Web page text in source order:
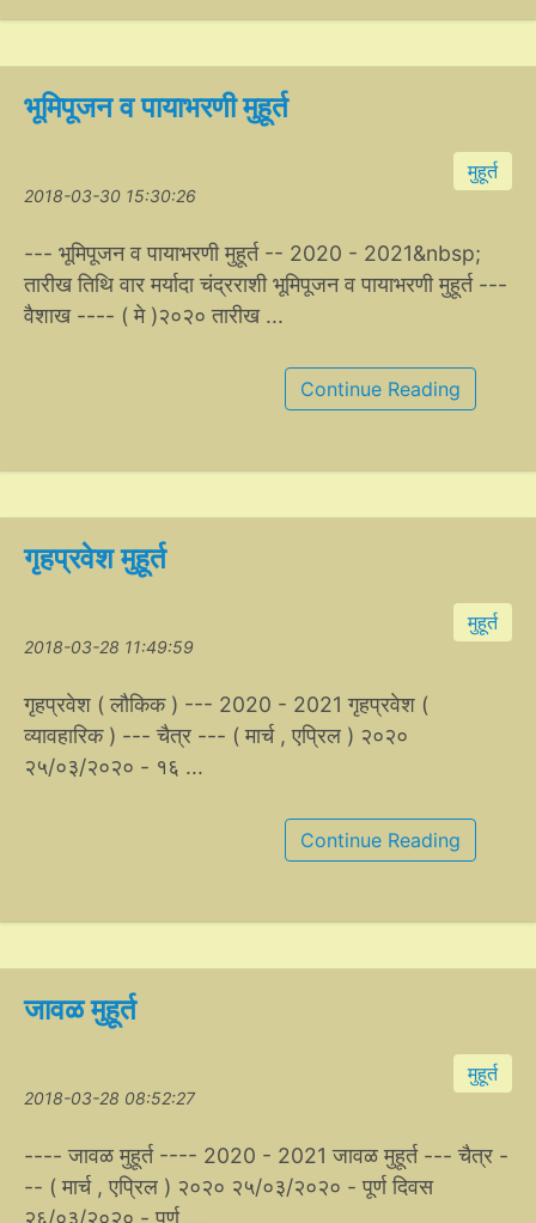
भूमिपूजन व पायाभरणी मुहूर्त
मुहूर्त
2018-03-30 15:30:26
--- भूमिपूजन व पायाभरणी मुहूर्त -- 2020 - 2021&nbsp;
तारीख तिथि वार मर्यादा चंद्रराशी भूमिपूजन व पायाभरणी मुहूर्त ---
वैशाख ---- ( मे )२०२० तारीख ...
Continue Reading
गृहप्रवेश मुहूर्त
मुहूर्त
2018-03-28 11:49:59
गृहप्रवेश ( लौकिक ) --- 2020 - 2021 गृहप्रवेश (
व्यावहारिक ) --- चैत्र --- ( मार्च , एप्रिल ) २०२०
२५/०३/२०२० - १६ ...
Continue Reading
जावळ मुहूर्त
मुहूर्त
2018-03-28 08:52:27
---- जावळ मुहूर्त ---- 2020 - 2021 जावळ मुहूर्त --- चैत्र -
-- ( मार्च , एप्रिल ) २०२० २५/०३/२०२० - पूर्ण दिवस
२६/०३/२०२० - पूर्ण ...